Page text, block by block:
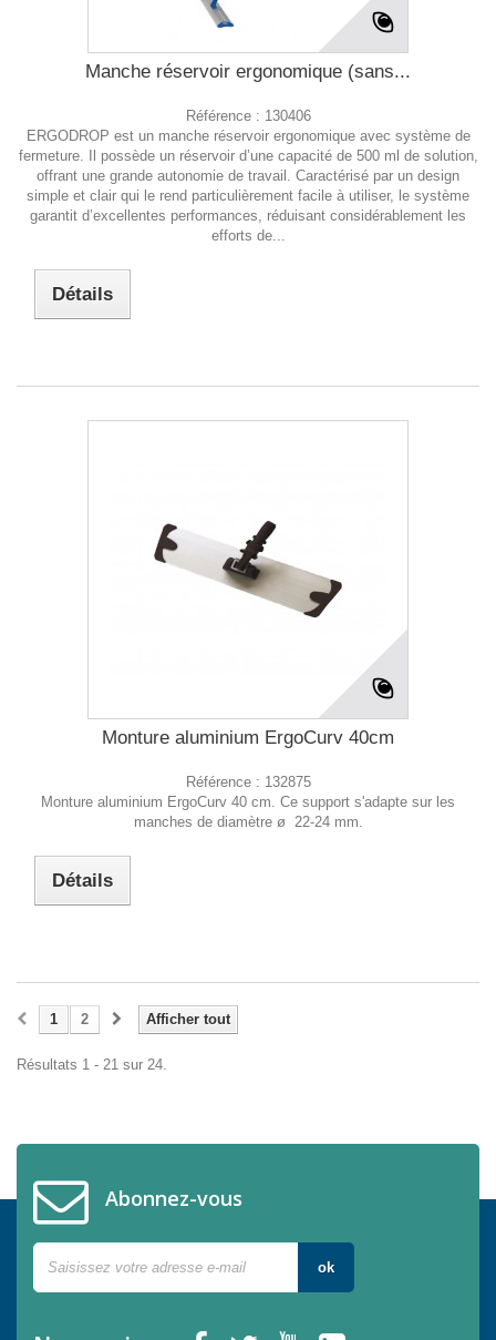
Manche réservoir ergonomique (sans...
Référence : 130406
ERGODROP est un manche réservoir ergonomique avec système de
fermeture. Il possède un réservoir d’une capacité de 500 ml de solution,
offrant une grande autonomie de travail. Caractérisé par un design
simple et clair qui le rend particulièrement facile à utiliser, le système
garantit d’excellentes performances, réduisant considérablement les
efforts de...
Détails
Monture aluminium ErgoCurv 40cm
Référence : 132875
Monture aluminium ErgoCurv 40 cm. Ce support s'adapte sur les
manches de diamètre ø 22-24 mm.
Détails
Afficher tout
1 2
Résultats 1 - 21 sur 24.
Abonnez-vous
ok